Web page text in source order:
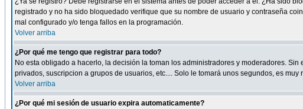
registrado y no ha sido bloquedado verifique que su nombre de usuario y contraseña
mal configurado y/o tenga fallos en la programación.
Volver arriba
¿Por qué me tengo que registrar para todo?
No esta obligado a hacerlo, la decisión la toman los administradores y moderadores.
privados, suscripcion a grupos de usuarios, etc.... Solo le tomará unos segundos, es muy
Volver arriba
¿Por qué mi sesión de usuario expira automaticamente?